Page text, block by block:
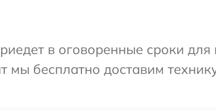
в оговоренные сроки для
мы бесплатно доставим